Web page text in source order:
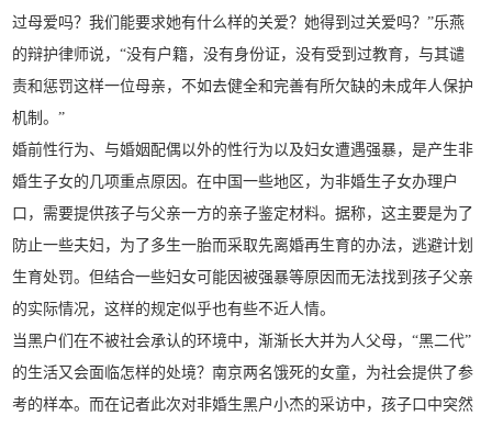
过母爱吗？我们能要求她有什么样的关爱？她得到过关爱吗？”乐燕
的辩护律师说，“没有户籍，没有身份证，没有受到过教育，与其谴
责和惩罚这样一位母亲，不如去健全和完善有所欠缺的未成年人保护
机制。”
婚前性行为、与婚姻配偶以外的性行为以及妇女遭遇强暴，是产生非
婚生子女的几项重点原因。在中国一些地区，为非婚生子女办理户
口，需要提供孩子与父亲一方的亲子鉴定材料。据称，这主要是为了
防止一些夫妇，为了多生一胎而采取先离婚再生育的办法，逃避计划
生育处罚。但结合一些妇女可能因被强暴等原因而无法找到孩子父亲
的实际情况，这样的规定似乎也有些不近人情。
当黑户们在不被社会承认的环境中，渐渐长大并为人父母，“黑二代”
的生活又会面临怎样的处境？南京两名饿死的女童，为社会提供了参
考的样本。而在记者此次对非婚生黑户小杰的采访中，孩子口中突然